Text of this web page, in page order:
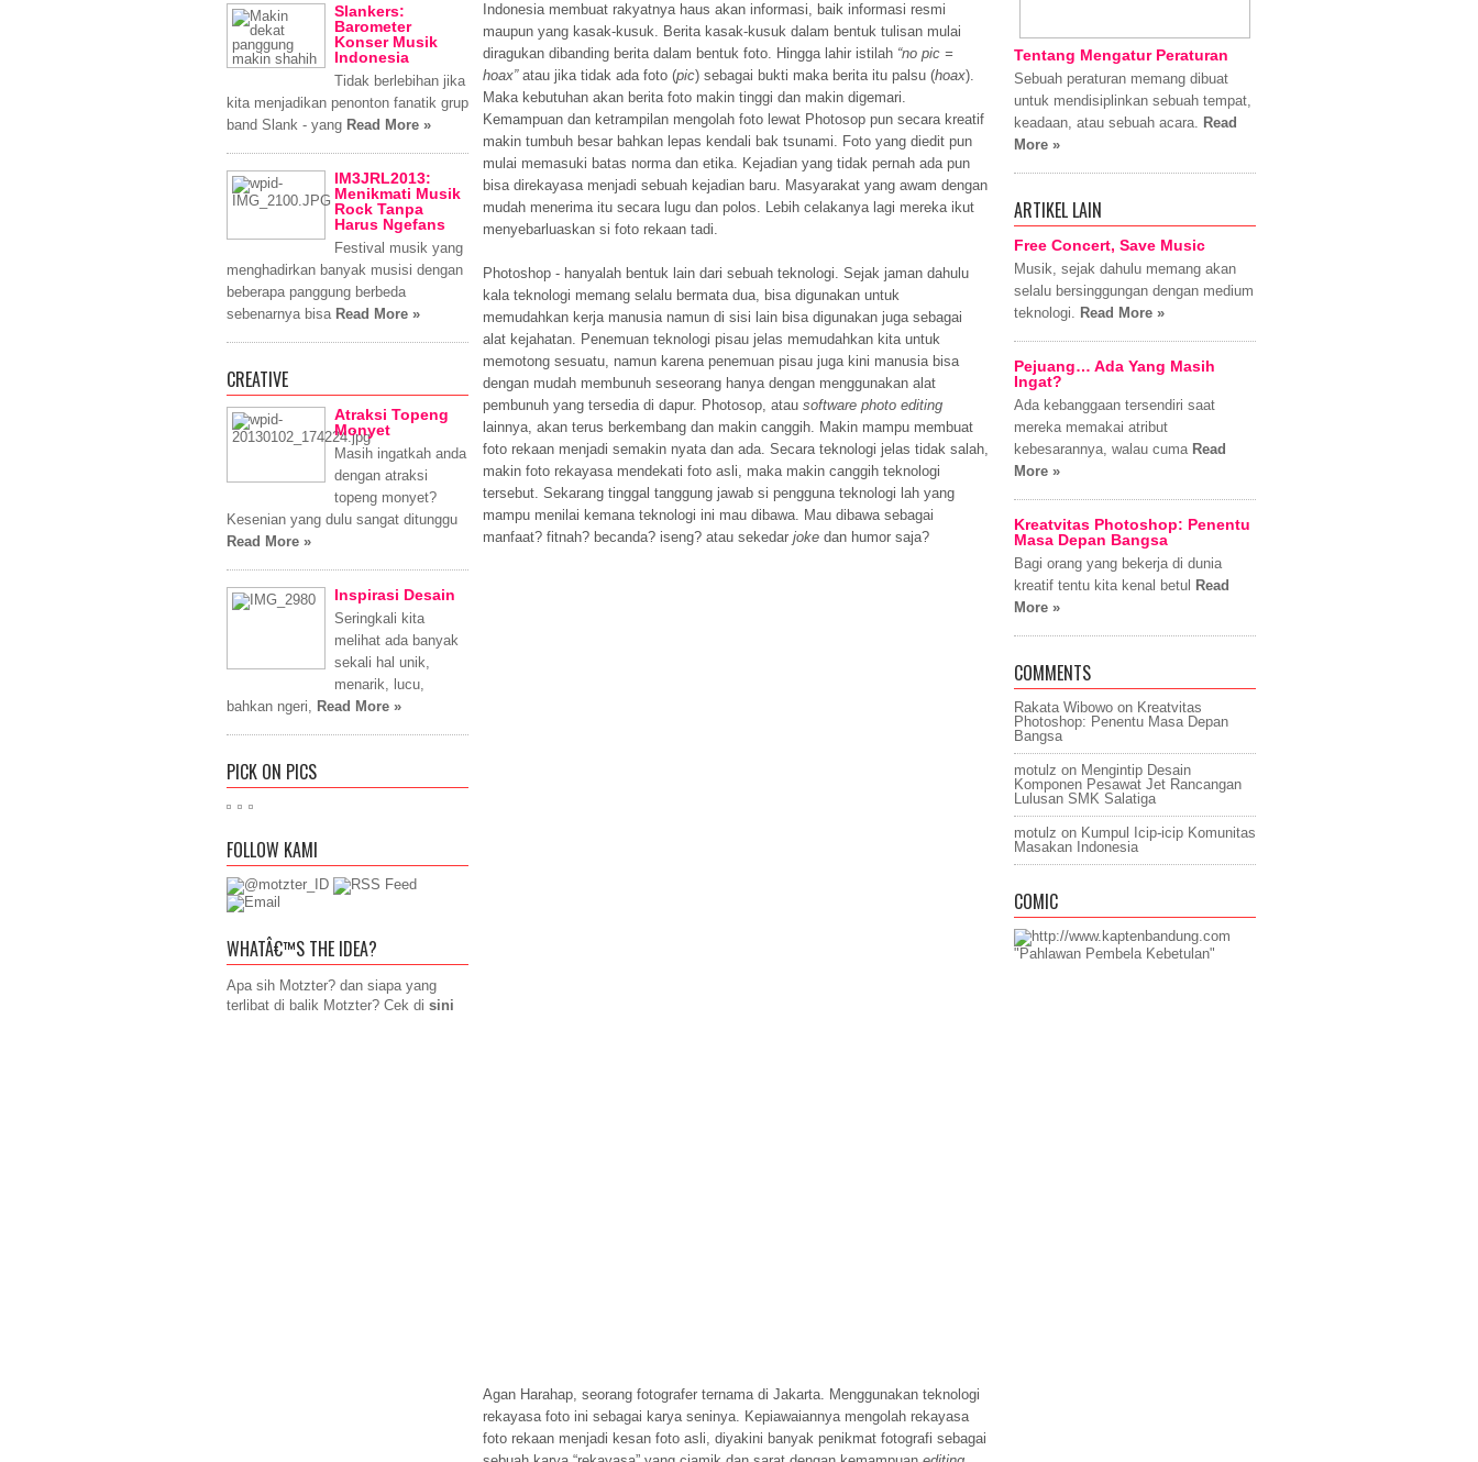
Indonesia membuat rakyatnya haus akan informasi, baik informasi resmi
maupun yang kasak-kusuk. Berita kasak-kusuk dalam bentuk tulisan mulai
diragukan dibanding berita dalam bentuk foto. Hingga lahir istilah “no pic =
hoax”atau jika tidak ada foto (pic) sebagai bukti maka berita itu palsu (hoax).
Maka kebutuhan akan berita foto makin tinggi dan makin digemari.
Kemampuan dan ketrampilan mengolah foto lewat Photosop pun secara kreatif
makin tumbuh besar bahkan lepas kendali bak tsunami. Foto yang diedit pun
mulai memasuki batas norma dan etika. Kejadian yang tidak pernah ada pun
bisa direkayasa menjadi sebuah kejadian baru. Masyarakat yang awam dengan
mudah menerima itu secara lugu dan polos. Lebih celakanya lagi mereka ikut
menyebarluaskan si foto rekaan tadi.
Photoshop - hanyalah bentuk lain dari sebuah teknologi. Sejak jaman dahulu
kala teknologi memang selalu bermata dua, bisa digunakan untuk
memudahkan kerja manusia namun di sisi lain bisa digunakan juga sebagai
alat kejahatan. Penemuan teknologi pisau jelas memudahkan kita untuk
memotong sesuatu, namun karena penemuan pisau juga kini manusia bisa
dengan mudah membunuh seseorang hanya dengan menggunakan alat
pembunuh yang tersedia di dapur. Photosop, atau software photo editing
lainnya, akan terus berkembang dan makin canggih. Makin mampu membuat
foto rekaan menjadi semakin nyata dan ada. Secara teknologi jelas tidak salah,
makin foto rekayasa mendekati foto asli, maka makin canggih teknologi
tersebut. Sekarang tinggal tanggung jawab si pengguna teknologi lah yang
mampu menilai kemana teknologi ini mau dibawa. Mau dibawa sebagai
manfaat? fitnah? becanda? iseng? atau sekedar joke dan humor saja?
Agan Harahap, seorang fotografer ternama di Jakarta. Menggunakan teknologi
rekayasa foto ini sebagai karya seninya. Kepiawaiannya mengolah rekayasa
foto rekaan menjadi kesan foto asli, diyakini banyak penikmat fotografi sebagai
Slankers:
Barometer
Konser Musik
Indonesia
Tidak berlebihan jika
kita menjadikan penonton fanatik grup
band Slank - yang Read More »
IM3JRL2013:
Menikmati Musik
Rock Tanpa
Harus Ngefans
Festival musik yang
menghadirkan banyak musisi dengan
beberapa panggung berbeda
sebenarnya bisa Read More »
CREATIVE
Atraksi Topeng
Monyet
Masih ingatkah anda
dengan atraksi
topeng monyet?
Kesenian yang dulu sangat ditunggu
Read More »
Inspirasi Desain
Seringkali kita
melihat ada banyak
sekali hal unik,
menarik, lucu,
bahkan ngeri, Read More »
PICK ON PICS
FOLLOW KAMI
WHATÂ€™S THE IDEA?
Apa sih Motzter? dan siapa yang
terlibat di balik Motzter? Cek di sini
Tentang Mengatur Peraturan
Sebuah peraturan memang dibuat
untuk mendisiplinkan sebuah tempat,
keadaan, atau sebuah acara. Read
More »
ARTIKEL LAIN
Free Concert, Save Music
Musik, sejak dahulu memang akan
selalu bersinggungan dengan medium
teknologi. Read More »
Pejuang… Ada Yang Masih
Ingat?
Ada kebanggaan tersendiri saat
mereka memakai atribut
kebesarannya, walau cuma Read
More »
Kreatvitas Photoshop: Penentu
Masa Depan Bangsa
Bagi orang yang bekerja di dunia
kreatif tentu kita kenal betul Read
More »
COMMENTS
Rakata Wibowo on Kreatvitas
Photoshop: Penentu Masa Depan
Bangsa
motulz on Mengintip Desain
Komponen Pesawat Jet Rancangan
Lulusan SMK Salatiga
motulz on Kumpul Icip-icip Komunitas
Masakan Indonesia
COMIC
"Pahlawan Pembela Kebetulan"